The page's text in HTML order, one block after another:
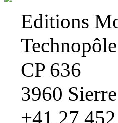
Editions
CP 636
3960 Sierre
+41 27